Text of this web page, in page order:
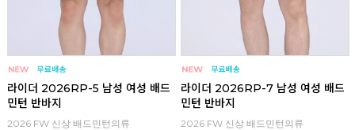
라이더 2026RP-5 남성 여성 배드
민턴 반바지
2026 FW 신상 배드민턴의류
라이더 2026RP-7 남성 여성 배드
민턴 반바지
2026 FW 신상 배드민턴의류